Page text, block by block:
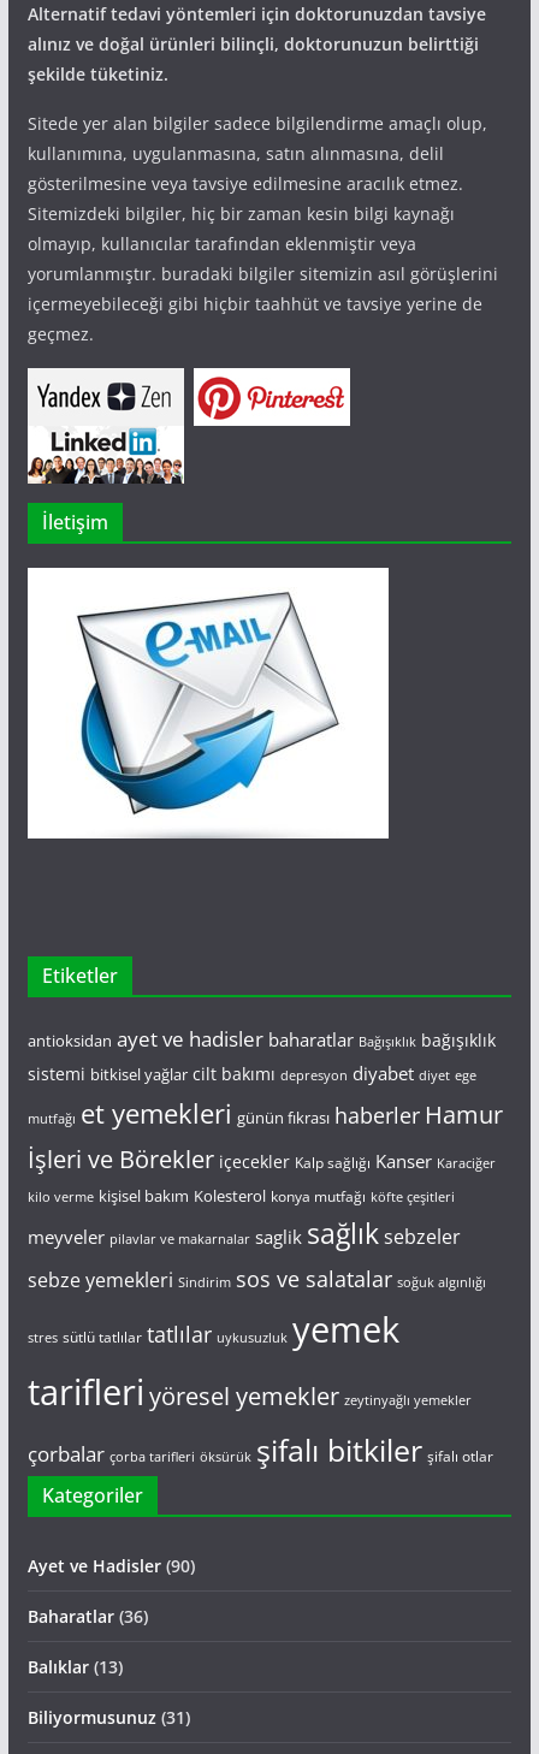
Alternatif tedavi yöntemleri için doktorunuzdan tavsiye
alınız ve doğal ürünleri bilinçli, doktorunuzun belirttiği
şekilde tüketiniz.
Sitede yer alan bilgiler sadece bilgilendirme amaçlı olup,
kullanımına, uygulanmasına, satın alınmasına, delil
gösterilmesine veya tavsiye edilmesine aracılık etmez.
Sitemizdeki bilgiler, hiç bir zaman kesin bilgi kaynağı
olmayıp, kullanıcılar tarafından eklenmiştir veya
yorumlanmıştır. buradaki bilgiler sitemizin asıl görüşlerini
içermeyebileceği gibi hiçbir taahhüt ve tavsiye yerine de
geçmez.
İletişim
Etiketler
antioksidan ayet ve hadisler baharatlar Bağışıklık bağışıklık
sistemi bitkisel yağlar cilt bakımı depresyon diyabet diyet ege
mutfağı et yemekleri günün fıkrası haberler Hamur
İşleri ve Börekler içecekler Kalp sağlığı Kanser Karaciğer
kilo verme kişisel bakım Kolesterol konya mutfağı köfte çeşitleri
meyveler pilavlar ve makarnalar saglik sağlıksebzeler
sebze yemekleri Sindirim sos ve salatalar soğuk algınlığı
stres sütlü tatlılar tatlılar uykusuzluk yemek
tarifleri yöresel yemekler zeytinyağlı yemekler
çorbalar çorba tarifleri öksürük şifalı bitkiler şifalı otlar
Kategoriler
Ayet ve Hadisler(90)
Baharatlar(36)
Balıklar(13)
Biliyormusunuz (31)